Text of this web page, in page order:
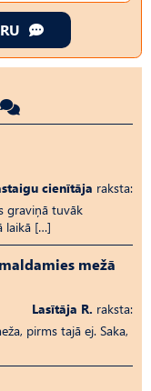
cienītāja raksta:
graviņā tuvāk
laikā […]
mežā
Lasītāja R. raksta:
pirms tajā ej. Saka,